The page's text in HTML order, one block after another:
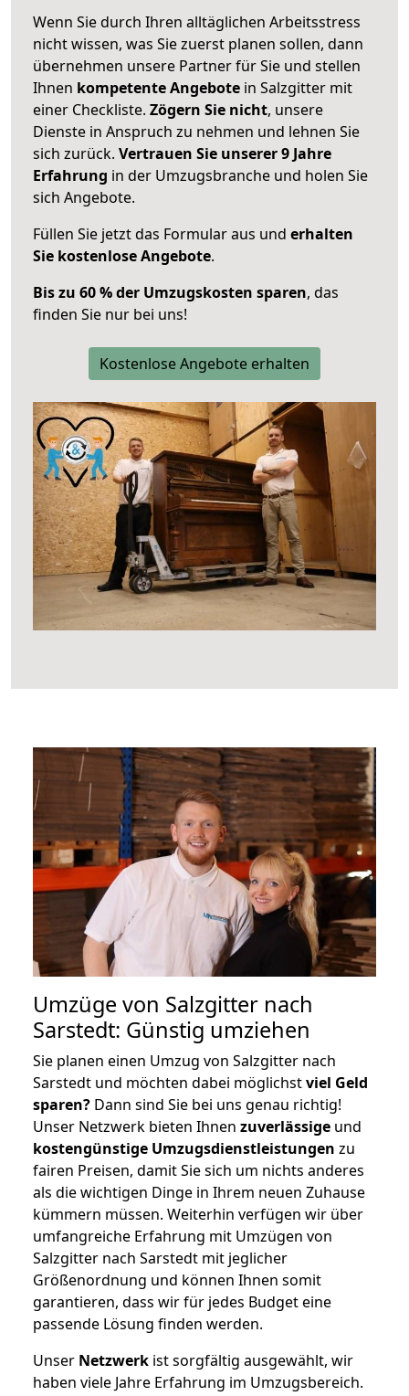
Wenn Sie durch Ihren alltäglichen Arbeitsstress
nicht wissen, was Sie zuerst planen sollen, dann
übernehmen unsere Partner für Sie und stellen
Ihnen kompetente Angebote in Salzgitter mit
einer Checkliste. Zögern Sie nicht, unsere
Dienste in Anspruch zu nehmen und lehnen Sie
sich zurück. Vertrauen Sie unserer 9 Jahre
Erfahrung in der Umzugsbranche und holen Sie
sich Angebote.
Füllen Sie jetzt das Formular aus und erhalten
Sie kostenlose Angebote.
Bis zu 60 % der Umzugskosten sparen, das
finden Sie nur bei uns!
Kostenlose Angebote erhalten
Umzüge von Salzgitter nach
Sarstedt: Günstig umziehen
Sie planen einen Umzug von Salzgitter nach
Sarstedt und möchten dabei möglichstviel Geld
sparen? Dann sind Sie bei uns genau richtig!
Unser Netzwerk bieten Ihnen zuverlässige und
kostengünstige Umzugsdienstleistungen zu
fairen Preisen, damit Sie sich um nichts anderes
als die wichtigen Dinge in Ihrem neuen Zuhause
kümmern müssen. Weiterhin verfügen wir über
umfangreiche Erfahrung mit Umzügen von
Salzgitter nach Sarstedt mit jeglicher
Größenordnung und können Ihnen somit
garantieren, dass wir für jedes Budget eine
passende Lösung finden werden.
Unser Netzwerk ist sorgfältig ausgewählt, wir
haben viele Jahre Erfahrung im Umzugsbereich.